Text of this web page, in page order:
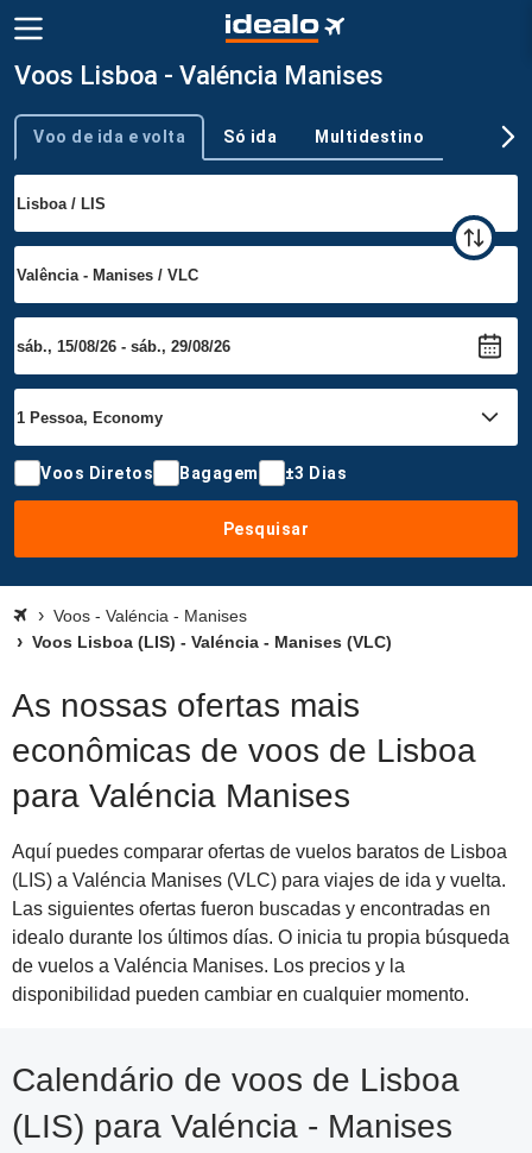
Voos Lisboa - Valéncia Manises
Tipo de viagem
Voo de ida e volta Só ida Multidestino
Voos Diretos Bagagem ±3 Dias
Pesquisar
Voos - Valéncia - Manises
Voos Lisboa (LIS) - Valéncia - Manises (VLC)
As nossas ofertas mais
econômicas de voos de Lisboa
para Valéncia Manises
Aquí puedes comparar ofertas de vuelos baratos de Lisboa
(LIS) a Valéncia Manises (VLC) para viajes de ida y vuelta.
Las siguientes ofertas fueron buscadas y encontradas en
idealo durante los últimos días. O inicia tu propia búsqueda
de vuelos a Valéncia Manises. Los precios y la
disponibilidad pueden cambiar en cualquier momento.
Calendário de voos de Lisboa
(LIS) para Valéncia - Manises